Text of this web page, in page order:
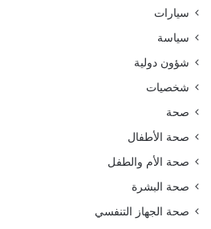
سيارات
سياسة
شؤون دولية
شخصيات
صحة
صحة الأطفال
صحة الأم والطفل
صحة البشرة
صحة الجهاز التنفسي